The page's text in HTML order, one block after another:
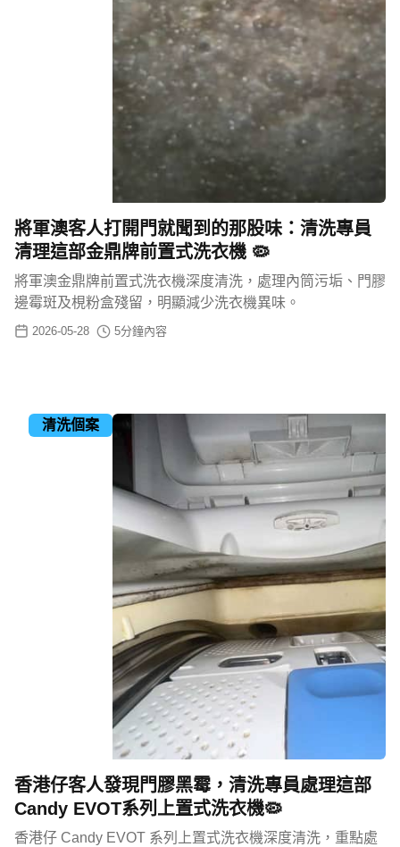
將軍澳客人打開門就聞到的那股味：清洗專員
清理這部金鼎牌前置式洗衣機 🦠
將軍澳金鼎牌前置式洗衣機深度清洗，處理內筒污垢、門膠
邊霉斑及梘粉盒殘留，明顯減少洗衣機異味。
2026-05-28 5分鐘內容
清洗個案
香港仔客人發現門膠黑霉，清洗專員處理這部
Candy EVOT系列上置式洗衣機🦠
香港仔 Candy EVOT 系列上置式洗衣機深度清洗，重點處